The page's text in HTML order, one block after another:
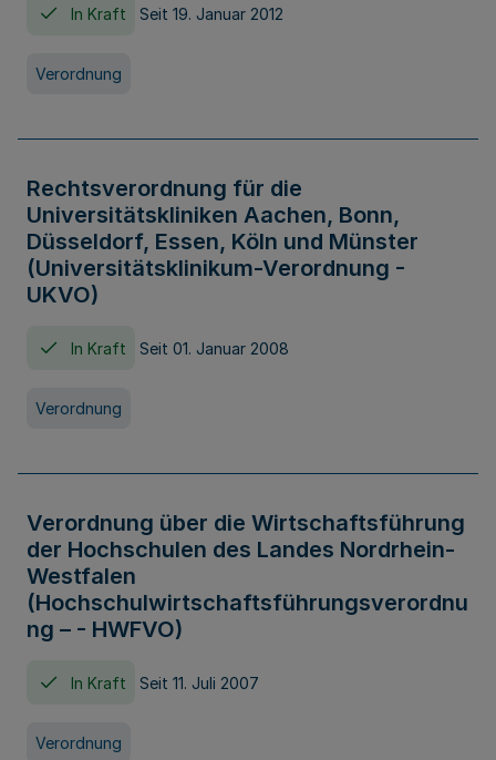
In Kraft Seit 19. Januar 2012
Verordnung
Rechtsverordnung für die
Universitätskliniken Aachen, Bonn,
Düsseldorf, Essen, Köln und Münster
(Universitätsklinikum-Verordnung -
UKVO)
In Kraft Seit 01. Januar 2008
Verordnung
Verordnung über die Wirtschaftsführung
der Hochschulen des Landes Nordrhein-
Westfalen
(Hochschulwirtschaftsführungsverordnu
ng – - HWFVO)
In Kraft Seit 11. Juli 2007
Verordnung